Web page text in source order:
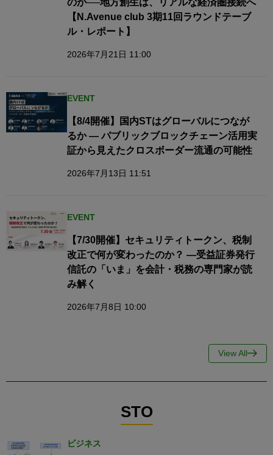
【N.Avenue club 3期11回ラウンドテーブ
ル・レポート】
2026年7月21日 11:00
EVENT
【8/4開催】国内STはグローバルにつなが
るか — パブリックブロックチェーン活用実
証から見えたクロスボーダー流通の可能性
2026年7月13日 11:51
EVENT
【7/30開催】セキュリティトークン、税制
改正で何が変わったのか？ ―受益証券発行
信託の「いま」を会計・税務の専門家が読
み解く
2026年7月8日 10:00
View All
STO
ビジネス